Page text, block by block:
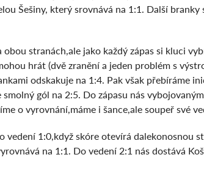
Šešiny, který srovnává na 1:1. Další
stranách,ale jako každý zápas si kluci
hrát (dvě zranění a jeden problém s
odskakuje na 1:4. Pak však přebíráme
gól na 2:5. Do zápasu nás
o vyrovnání,máme i šance,ale soupeř své
vedení 1:0,když skóre otevírá dalekonosnou
na 1:1. Do vedení 2:1 nás dostává